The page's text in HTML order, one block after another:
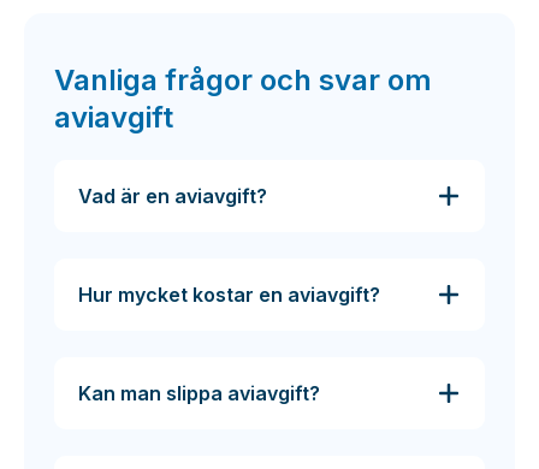
Vanliga frågor och svar om
aviavgift
Vad är en aviavgift?
Hur mycket kostar en aviavgift?
Kan man slippa aviavgift?